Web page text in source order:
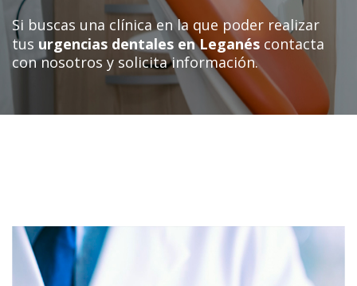
Si buscas una clínica en la que poder realizar
tus urgencias dentales en Leganés contacta
con nosotros y solicita información.